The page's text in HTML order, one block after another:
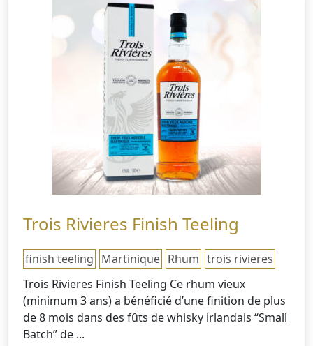
Trois Rivieres Finish Teeling
finish teeling Martinique Rhum trois rivieres
Trois Rivieres Finish Teeling Ce rhum vieux
(minimum 3 ans) a bénéficié d’une finition de plus
de 8 mois dans des fûts de whisky irlandais “Small
Batch” de ...